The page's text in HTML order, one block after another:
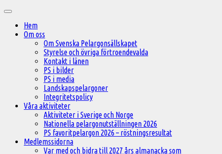
innehåll
Huvudmeny
Hem
Om oss
Om Svenska Pelargonsällskapet
Styrelse och övriga förtroendevalda
Kontakt i länen
PS i bilder
PS i media
Landskapspelargoner
Integritetspolicy
Våra aktiviteter
Aktiviteter i Sverige och Norge
Nationella pelargonutställningen 2026
PS favoritpelargon 2026 – röstningsresultat
Medlemssidorna
Var med och bidra till 2027 års almanacka som